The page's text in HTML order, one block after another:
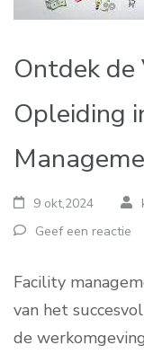
Ontdek de
Opleiding
9 okt,2024
Geef een reactie
Facility
van het
de